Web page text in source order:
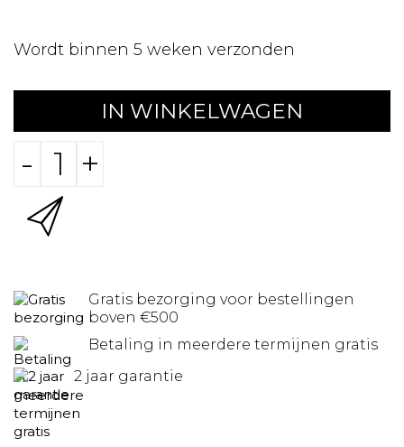
Wordt binnen 5 weken verzonden
IN WINKELWAGEN
- +
Gratis bezorging voor bestellingen
boven €500
Betaling in meerdere termijnen gratis
2 jaar garantie